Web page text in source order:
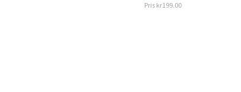
Pris kr199.00